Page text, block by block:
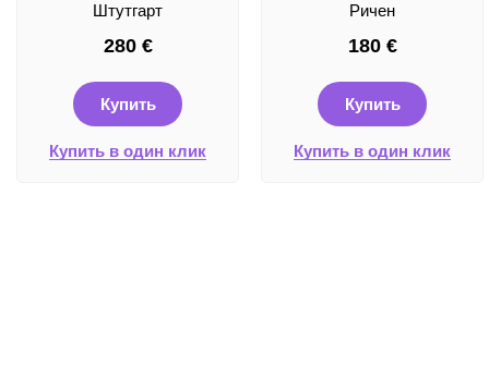
Штутгарт
280 €
Купить
Купить в один клик
Ричен
180 €
Купить
Купить в один клик